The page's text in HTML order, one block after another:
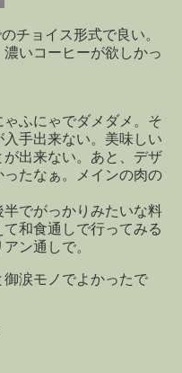
ョイス形式で良い。
いコーヒーが欲しかっ
ふにゃでダメダメ。そ
手出来ない。美味しい
出来ない。あと、デザ
たなぁ。メインの肉の
でがっかりみたいな料
和食通しで行ってみる
ン通しで。
涙モノでよかったで